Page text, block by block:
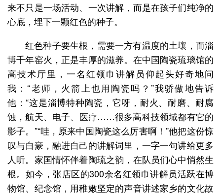
来不只是一场活动、一次讲解，而是在孩子们纯净的
心底，埋下一颗红色的种子。
红色种子要生根，需要一方有温度的土壤，而淄
博千年窑火，正是丰厚的滋养。在中国陶瓷琉璃馆的
高技术厅里，一名红领巾讲解员仰起头好奇地问
我：“老师，火箭上也用陶瓷吗？”我骄傲地告诉
他：“这是淄博特种陶瓷，它呀，耐火、耐磨、耐腐
蚀，航天、电子、医疗……很多高科技领域都有它的
影子。”“哇，原来中国陶瓷这么厉害啊！”他把这份惊
叹与自豪，融进自己的讲解词里，一字一句讲给更多
人听。家国情怀伴着陶琉之韵，在队员们心中悄然生
根。如今，张店区的300余名红领巾讲解员活跃在博
物馆、纪念馆，用稚嫩坚定的声音讲述家乡的文化故